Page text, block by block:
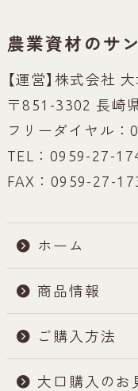
農業資材のサ
【運営】株式会社
〒851-3302 長崎
フリーダイヤル：
TEL：0959-27-
FAX：0959-27-
ホーム
商品情報
ご購入方法
大口購入のお